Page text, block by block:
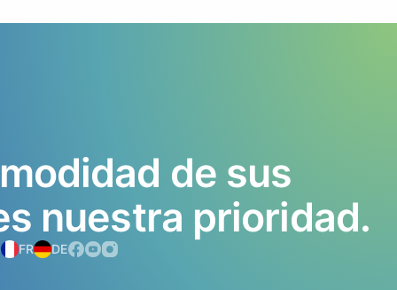
de sus
nuestra prioridad.
FR DE